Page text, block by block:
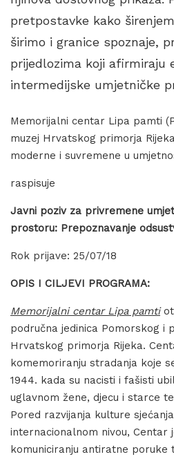
pretpostavke kako
širimo i granice spoznaje,
prijedlozima koji afirmiraju
intermedijske umjetničke
Memorijalni centar Lipa pamti
muzej Hrvatskog primorja
moderne i suvremene u
raspisuje
Javni poziv za privremene
prostoru: Prepoznavanje
Rok prijave: 25/07/18
OPIS I CILJEVI PROGRAMA:
Memorijalni centar Lipa pamti
područna jedinica Pomorskog i
Hrvatskog primorja Rijeka.
komemoriranju stradanja koje
1944. kada su nacisti i fašisti
uglavnom žene, djecu i starce
Pored razvijanja kulture
internacionalnom nivou, Centar
komuniciranju antiratne poruke